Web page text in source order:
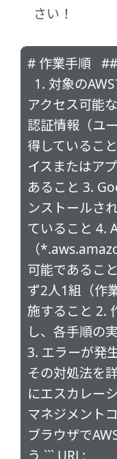
さい！
# 作業手順
1. 対象の
アクセス可能
認証情報（ユ
得しているこ
イスまたはア
あること 3.
ンストールさ
ていること 4.
（
可能であるこ
ず2人1組（作
施すること 2.
し、各手順の
3. エラーが発
その対処法を
にエスカレー
マネジメント
ブラウザで